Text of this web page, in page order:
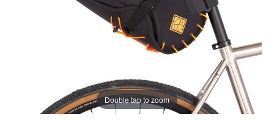
Double tap to zoom